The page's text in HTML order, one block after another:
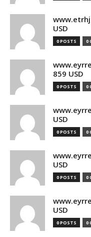
USD
0 POSTS 0
859 USD
0 POSTS 0
USD
0 POSTS 0
USD
0 POSTS 0
USD
0 POSTS 0